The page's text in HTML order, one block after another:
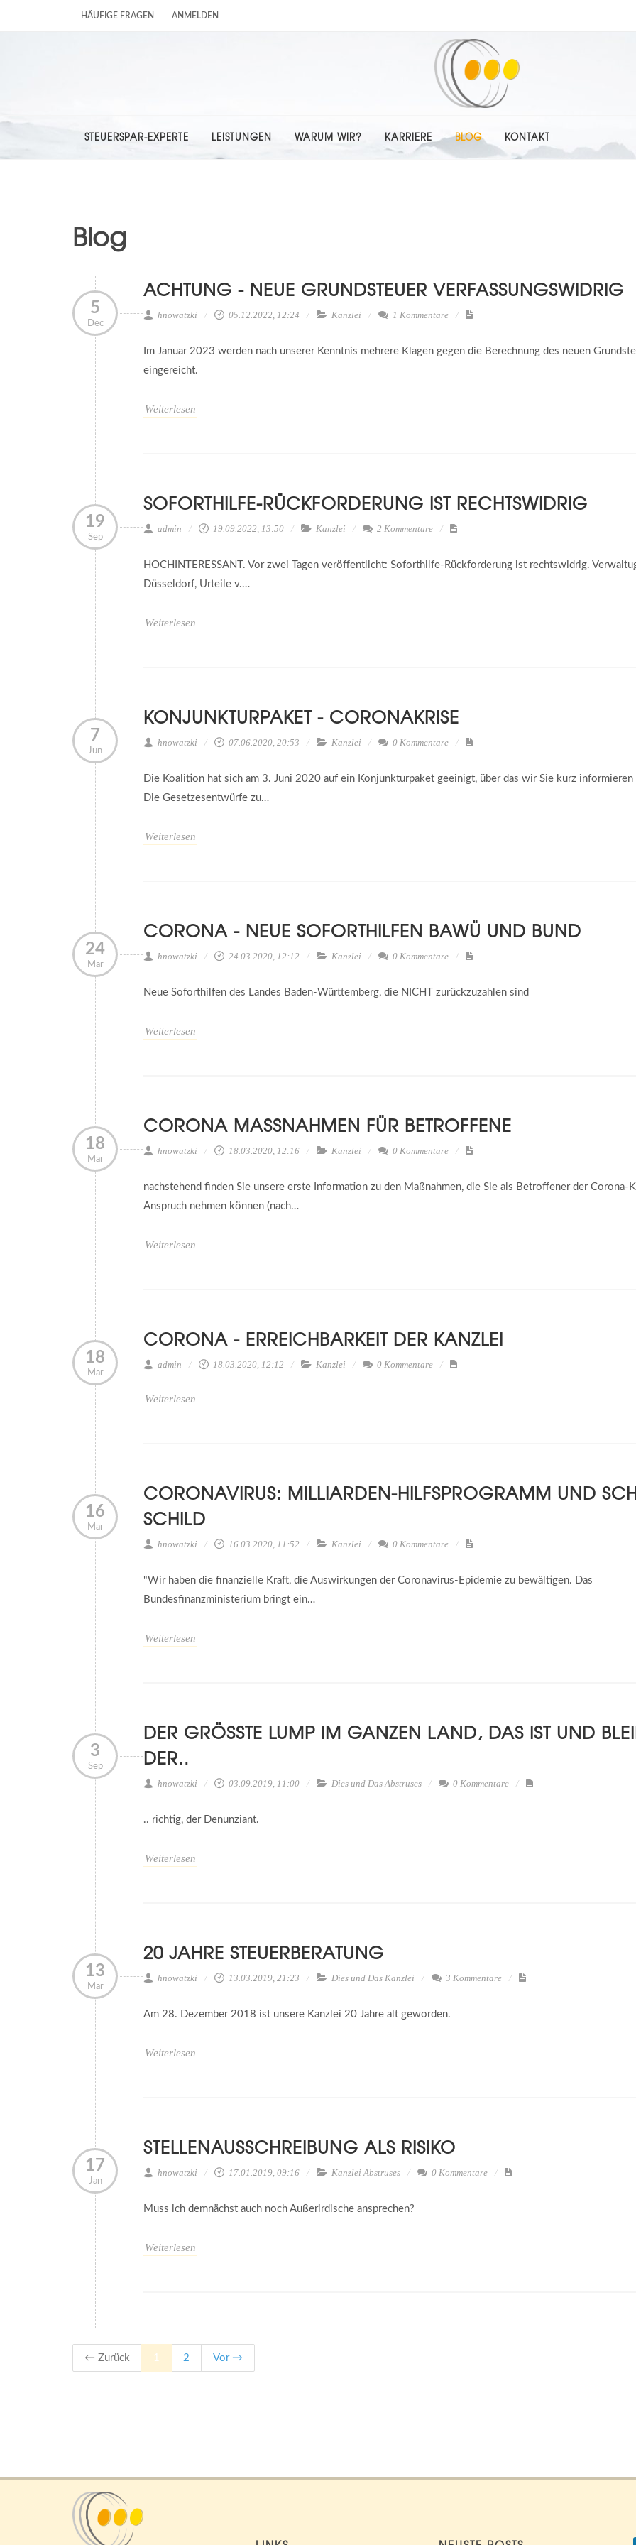
HÄUFIGE FRAGEN ANMELDEN
STEUERSPAR-EXPERTE LEISTUNGEN WARUM WIR? KARRIERE BLOG KONTAKT
Blog
5
Dec
ACHTUNG - NEUE GRUNDSTEUER VERFASSUNGSWIDRIG
hnowatzki 05.12.2022, 12:24 Kanzlei 1 Kommentare
Im Januar 2023 werden nach unserer Kenntnis mehrere Klagen gegen die Berechnung des neuen
eingereicht.
Weiterlesen
19
Sep
SOFORTHILFE-RÜCKFORDERUNG IST RECHTSWIDRIG
admin 19.09.2022, 13:50 Kanzlei 2 Kommentare
HOCHINTERESSANT. Vor zwei Tagen veröffentlicht: Soforthilfe-Rückforderung ist rechtswidrig.
Düsseldorf, Urteile v.…
Weiterlesen
7
Jun
KONJUNKTURPAKET - CORONAKRISE
hnowatzki 07.06.2020, 20:53 Kanzlei 0 Kommentare
Die Koalition hat sich am 3. Juni 2020 auf ein Konjunkturpaket geeinigt, über das wir Sie kurz informieren
Die Gesetzesentwürfe zu…
Weiterlesen
24
Mar
CORONA - NEUE SOFORTHILFEN BAWÜ UND BUND
hnowatzki 24.03.2020, 12:12 Kanzlei 0 Kommentare
Neue Soforthilfen des Landes Baden-Württemberg, die NICHT zurückzuzahlen sind
Weiterlesen
18
Mar
CORONA MASSNAHMEN FÜR BETROFFENE
hnowatzki 18.03.2020, 12:16 Kanzlei 0 Kommentare
nachstehend finden Sie unsere erste Information zu den Maßnahmen, die Sie als Betroffener der Corona-
Anspruch nehmen können (nach…
Weiterlesen
18
Mar
CORONA - ERREICHBARKEIT DER KANZLEI
admin 18.03.2020, 12:12 Kanzlei 0 Kommentare
Weiterlesen
16
Mar
CO­RO­NA­VI­RUS: MIL­LI­AR­DEN-HILFS­PRO­GRAMM UND
SCHILD
hnowatzki 16.03.2020, 11:52 Kanzlei 0 Kommentare
"Wir haben die finanzielle Kraft, die Auswirkungen der Coronavirus-Epidemie zu bewältigen. Das
Bundesfinanzministerium bringt ein…
Weiterlesen
3
Sep
DER GRÖSSTE LUMP IM GANZEN LAND, DAS IST UND
ER..
hnowatzki 03.09.2019, 11:00 Dies und Das Abstruses 0 Kommentare
.. richtig, der Denunziant.
Weiterlesen
13
Mar
20 JAHRE STEUERBERATUNG
hnowatzki 13.03.2019, 21:23 Dies und Das Kanzlei 3 Kommentare
Am 28. Dezember 2018 ist unsere Kanzlei 20 Jahre alt geworden.
Weiterlesen
17
Jan
STELLENAUSSCHREIBUNG ALS RISIKO
hnowatzki 17.01.2019, 09:16 Kanzlei Abstruses 0 Kommentare
Muss ich demnächst auch noch Außerirdische ansprechen?
Weiterlesen
← Zurück 1 2 Vor →